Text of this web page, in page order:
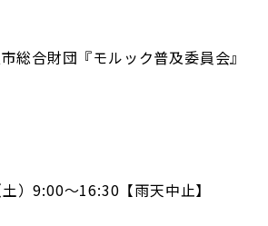
総合財団『モルック普及委員会』
）9:00～16:30【雨天中止】